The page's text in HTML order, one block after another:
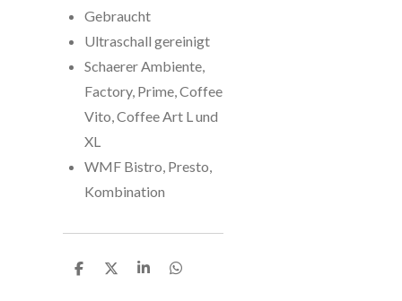
Gebraucht
Ultraschall gereinigt
Schaerer Ambiente,
Factory, Prime, Coffee
Vito, Coffee Art L und
XL
WMF Bistro, Presto,
Kombination
T
T
T
T